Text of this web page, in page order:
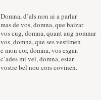
Domna, d’als non ai a parlar
mas de vos, domna, que baizar
vos cug, domna, quant aug nomnar
vos, domna, que ses vestimen
e mon cor, domna, vos esgar,
c’ades mi vei, domna, estar
vostre bel nou cors covinen.